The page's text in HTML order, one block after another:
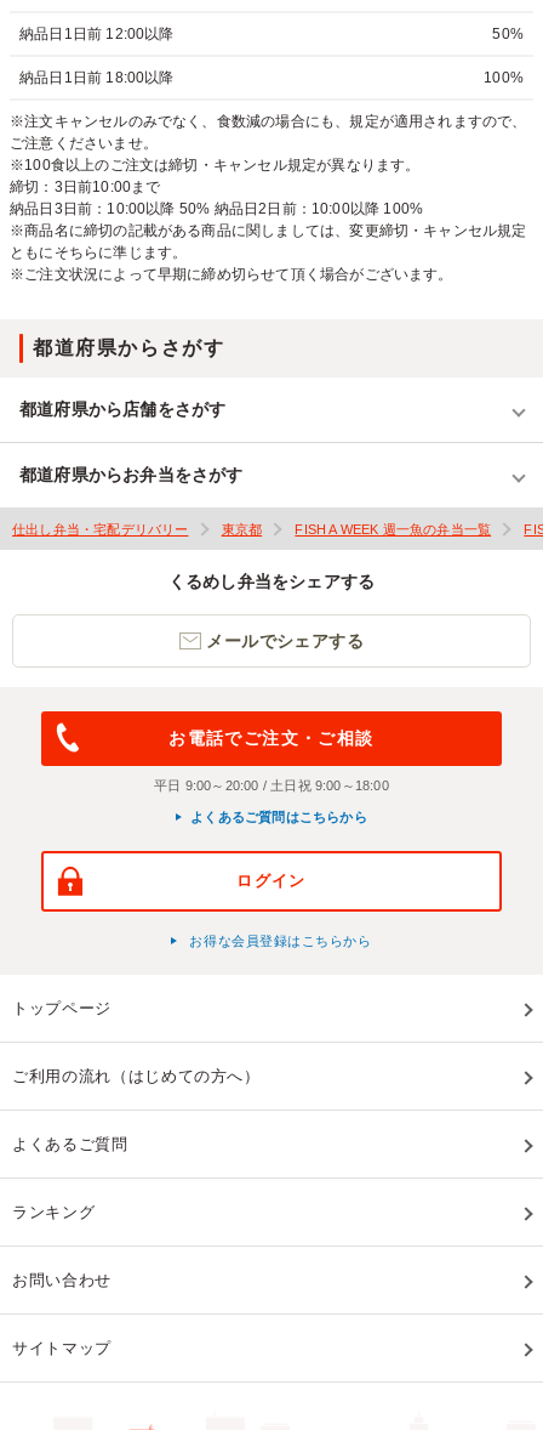
納品日1日前 12:00以降 50%
納品日1日前 18:00以降 100%
※注文キャンセルのみでなく、食数減の場合にも、規定が適用されますので、
ご注意くださいませ。
※100食以上のご注文は締切・キャンセル規定が異なります。
締切：3日前10:00まで
納品日3日前：10:00以降 50% 納品日2日前：10:00以降 100%
※商品名に締切の記載がある商品に関しましては、変更締切・キャンセル規定
ともにそちらに準じます。
※ご注文状況によって早期に締め切らせて頂く場合がございます。
都道府県からさがす
都道府県から店舗をさがす
都道府県からお弁当をさがす
仕出し弁当・宅配デリバリー 東京都 FISH A WEEK 週一魚の弁当一覧
くるめし弁当をシェアする
メールでシェアする
お電話でご注文・ご相談
平日 9:00～20:00 / 土日祝 9:00～18:00
よくあるご質問はこちらから
ログイン
お得な会員登録はこちらから
トップページ
ご利用の流れ（はじめての方へ）
よくあるご質問
ランキング
お問い合わせ
サイトマップ